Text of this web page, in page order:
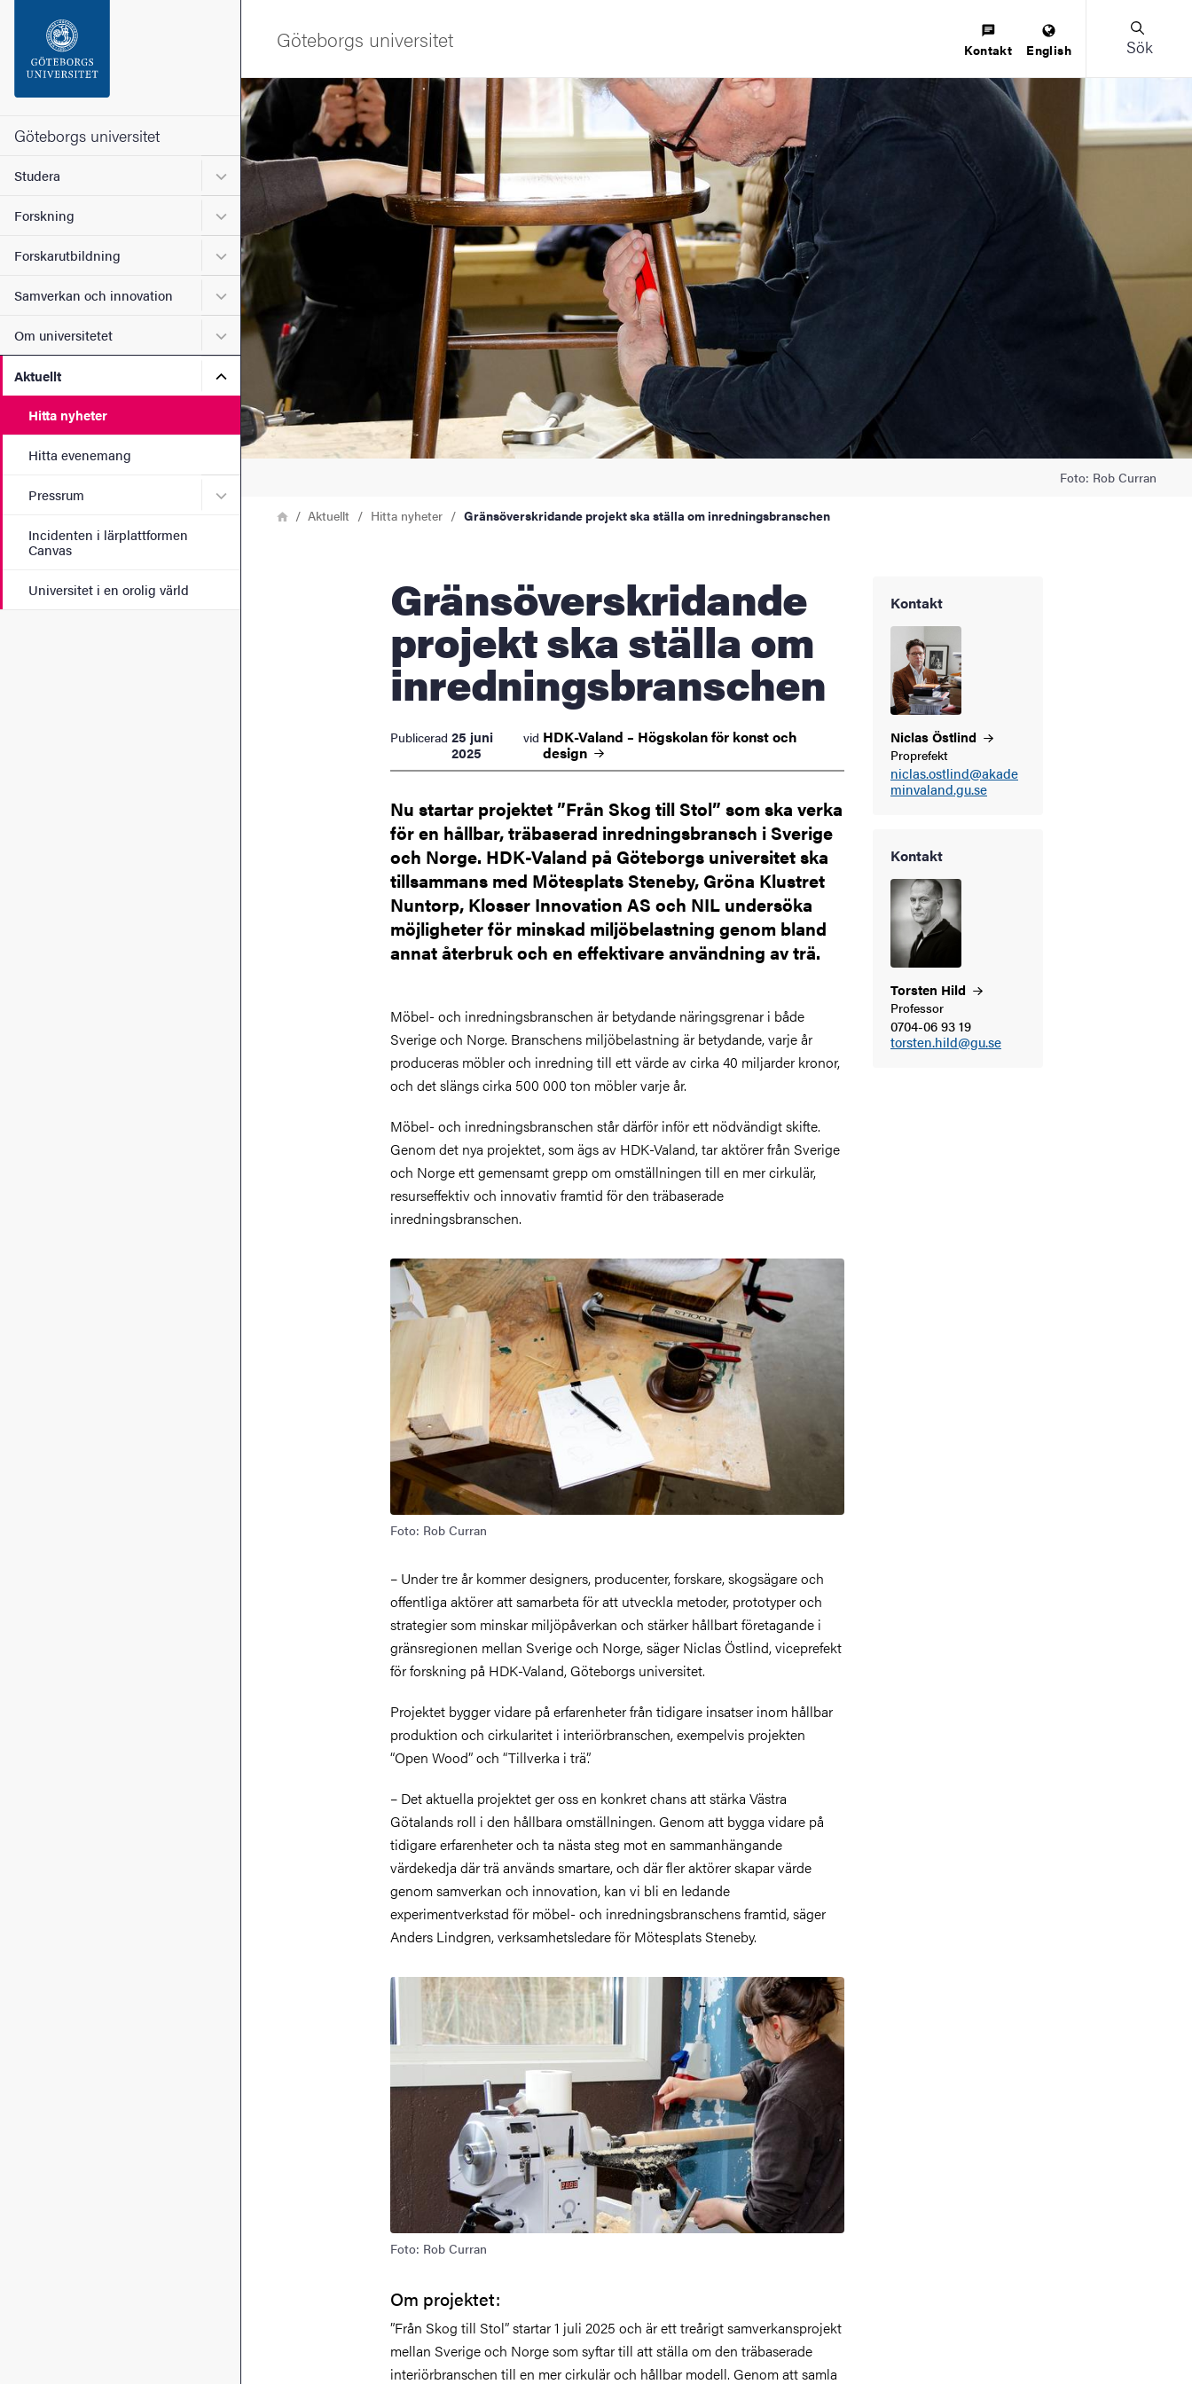
Sidfoten
Om webbplatsen
Göteborgs universitet
Studera Undermeny för Studera
Forskning Undermeny för Forskning
Forskarutbildning Undermeny för Forskarutbildning
Samverkan och innovation Undermeny för Samverkan och innovation
Om universitetet Undermeny för Om universitetet
Aktuellt Undermeny för Aktuellt
Hitta nyheter
Hitta evenemang
Pressrum Undermeny för Pressrum
Incidenten i lärplattformen
Canvas
Universitet i en orolig värld
Göteborgs universitet Kontakt English Sök
Bild
Foto: Rob Curran
LänkstigHemAktuellt Hitta nyheter Gränsöverskridande projekt ska ställa om inredningsbranschen
Gränsöverskridande
projekt ska ställa om
inredningsbranschen
Publicerad 25 juni
2025
vid HDK-Valand – Högskolan för konst och
design
Nu startar projektet ”Från Skog till Stol” som ska verka
för en hållbar, träbaserad inredningsbransch i Sverige
och Norge. HDK-Valand på Göteborgs universitet ska
tillsammans med Mötesplats Steneby, Gröna Klustret
Nuntorp, Klosser Innovation AS och NIL undersöka
möjligheter för minskad miljöbelastning genom bland
annat återbruk och en effektivare användning av trä.
Kontakt
NiclasÖstlind
Proprefekt
niclas.ostlind@akade
minvaland.gu.se
Kontakt
Torsten Hild
Professor
0704-06 93 19
torsten.hild@gu.se
Möbel- och inredningsbranschen är betydande näringsgrenar i både
Sverige och Norge. Branschens miljöbelastning är betydande, varje år
produceras möbler och inredning till ett värde av cirka 40 miljarder kronor,
och det slängs cirka 500 000 ton möbler varje år.
Möbel- och inredningsbranschen står därför inför ett nödvändigt skifte.
Genom det nya projektet, som ägs av HDK-Valand, tar aktörer från Sverige
och Norge ett gemensamt grepp om omställningen till en mer cirkulär,
resurseffektiv och innovativ framtid för den träbaserade
inredningsbranschen.
Bild
Foto: Rob Curran
– Under tre år kommer designers, producenter, forskare, skogsägare och
offentliga aktörer att samarbeta för att utveckla metoder, prototyper och
strategier som minskar miljöpåverkan och stärker hållbart företagande i
gränsregionen mellan Sverige och Norge, säger Niclas Östlind, viceprefekt
för forskning på HDK-Valand, Göteborgs universitet.
Projektet bygger vidare på erfarenheter från tidigare insatser inom hållbar
produktion och cirkularitet i interiörbranschen, exempelvis projekten
“Open Wood” och “Tillverka i trä”.
– Det aktuella projektet ger oss en konkret chans att stärka Västra
Götalands roll i den hållbara omställningen. Genom att bygga vidare på
tidigare erfarenheter och ta nästa steg mot en sammanhängande
värdekedja där trä används smartare, och där fler aktörer skapar värde
genom samverkan och innovation, kan vi bli en ledande
experimentverkstad för möbel- och inredningsbranschens framtid, säger
Anders Lindgren, verksamhetsledare för Mötesplats Steneby.
Bild
Foto: Rob Curran
Om projektet:
”Från Skog till Stol” startar 1 juli 2025 och är ett treårigt samverkansprojekt
mellan Sverige och Norge som syftar till att ställa om den träbaserade
interiörbranschen till en mer cirkulär och hållbar modell. Genom att samla